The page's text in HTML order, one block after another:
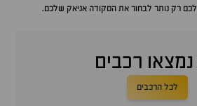
רק נותר לבחור את הסקודה אניאק שלכם.
רכבים
לכל הרכבים